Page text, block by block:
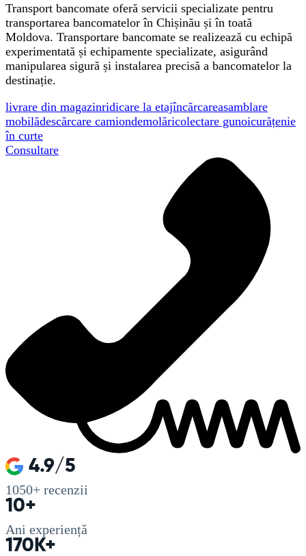
Transport bancomate oferă servicii specializate pentru
transportarea bancomatelor în Chișinău și în toată
Moldova. Transportare bancomate se realizează cu echipă
experimentată și echipamente specializate, asigurând
manipularea sigură și instalarea precisă a bancomatelor la
destinație.
livrare din magazinridicare la etajîncărcareasamblare
mobilădescărcare camiondemolăricolectare gunoicurățenie
în curte
Consultare
4.9/5
1050+ recenzii
10+
Ani experiență
170K+